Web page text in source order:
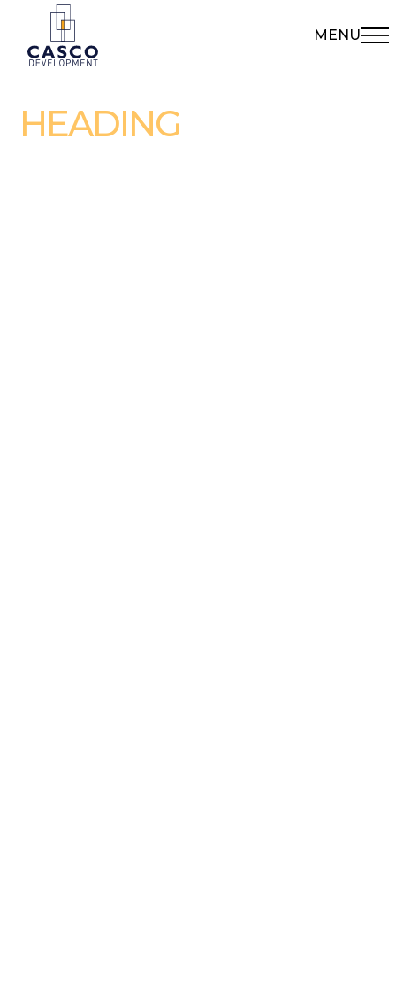
MENU
HEADING